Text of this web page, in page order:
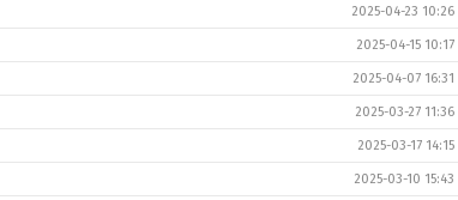
2025-04-23 10:26
2025-04-15 10:17
2025-04-07 16:31
2025-03-27 11:36
2025-03-17 14:15
2025-03-10 15:43